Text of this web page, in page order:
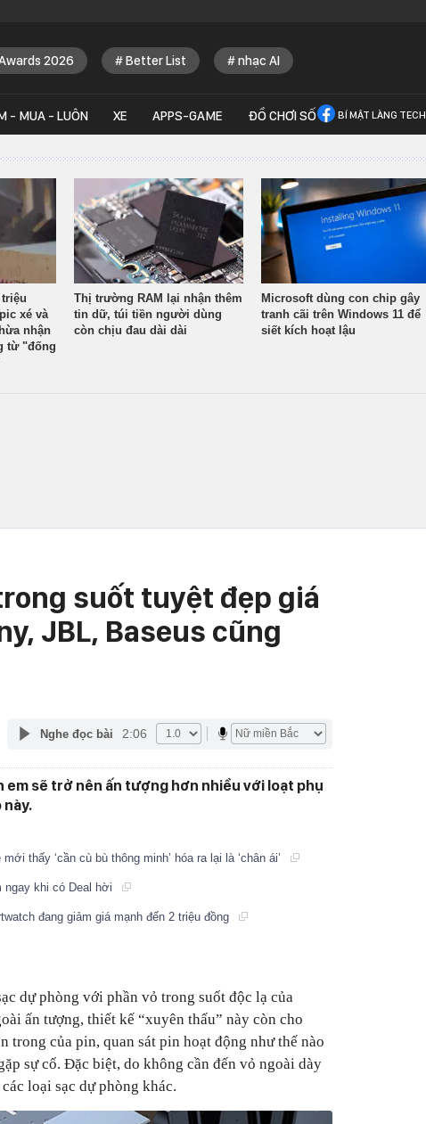
2026 Better List nhạc AI
- MUA - LUÔN XE APPS-GAME ĐỒ CHƠI SỐ BÍ MẬT LÀNG TECH
xé và
nhận
từ "đống
Thị trường RAM lại nhận thêm
tin dữ, túi tiền người dùng
còn chịu đau dài dài
Microsoft dùng con chip gây
tranh cãi trên Windows 11 để
siết kích hoạt lậu
suốt tuyệt đẹp giá
JBL, Baseus cũng
Nghe đọc bài 2:06
em sẽ trở nên ấn tượng hơn nhiều với loạt phụ
thấy ‘cần cù bù thông minh’ hóa ra lại là ‘chân ái’
ngay khi có Deal hời
đang giảm giá mạnh đến 2 triệu đồng
dự phòng với phần vỏ trong suốt độc lạ của
ấn tượng, thiết kế “xuyên thấu” này còn cho
trong của pin, quan sát pin hoạt động như thế nào
sự cố. Đặc biệt, do không cần đến vỏ ngoài dày
loại sạc dự phòng khác.